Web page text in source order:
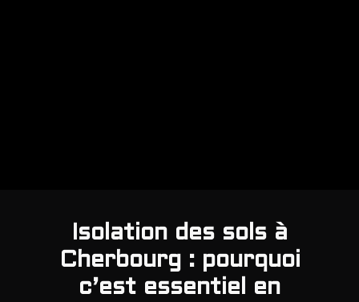
Isolation des sols à
Cherbourg : pourquoi
c’est essentiel en